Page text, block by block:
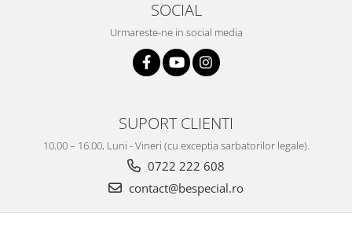
SOCIAL
Urmareste-ne in social media
SUPORT CLIENTI
10.00 – 16.00, Luni - Vineri (cu exceptia sarbatorilor legale).
0722 222 608
contact@bespecial.ro